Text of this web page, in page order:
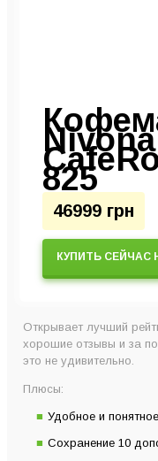
Nivona
825
46999 грн
КУПИТЬ СЕЙЧАС
Открывает лучший
хорошие отзывы и за
это не удивительно.
Плюсы:
Удобное и
Сохранение 10